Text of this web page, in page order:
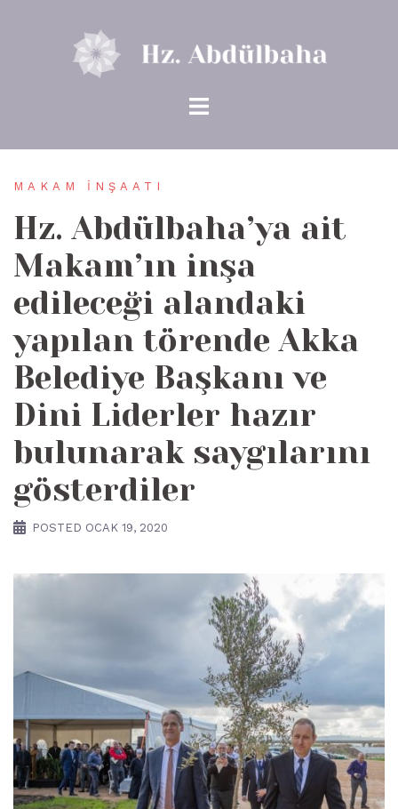
MAKAM İNŞAATI
Hz. Abdülbaha’ya ait
Makam’ın inşa
edileceği alandaki
yapılan törende Akka
Belediye Başkanı ve
Dini Liderler hazır
bulunarak saygılarını
gösterdiler
POSTED OCAK 19, 2020